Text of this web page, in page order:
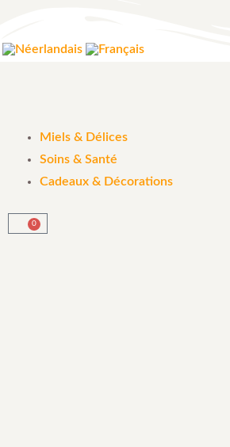
Miels & Délices
Soins & Santé
Cadeaux & Décorations
0